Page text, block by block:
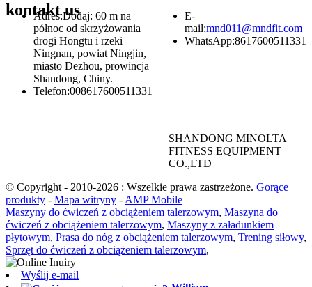
kontaktus
Adres:Dodaj: 60 m na
północ od skrzyżowania
drogi Hongtu i rzeki
Ningnan, powiat Ningjin,
miasto Dezhou, prowincja
Shandong, Chiny.
Telefon:008617600511331
E-
mail:mnd011@mndfit.com
WhatsApp:8617600511331
SHANDONG MINOLTA
FITNESS EQUIPMENT
CO.,LTD
© Copyright - 2010-2026 : Wszelkie prawa zastrzeżone. Gorące
produkty - Mapa witryny - AMP Mobile
Maszyny do ćwiczeń z obciążeniem talerzowym, Maszyna do
ćwiczeń z obciążeniem talerzowym, Maszyny z załadunkiem
płytowym, Prasa do nóg z obciążeniem talerzowym, Trening siłowy,
Sprzęt do ćwiczeń z obciążeniem talerzowym,
Wyślij e-mail